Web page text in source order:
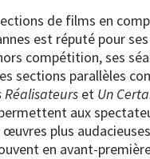
de films en
est réputé pour ses
compétition, ses
sections parallèles
Réalisateurs et Un
aux
plus
en avant-